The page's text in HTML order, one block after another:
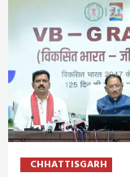
CHHATTISGARH